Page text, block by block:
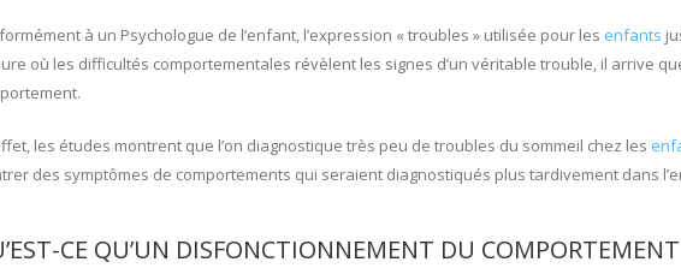
à un Psychologue de l’enfant, l’expression « troubles » utilisée pour les enfants
où les difficultés comportementales révèlent les signes d’un véritable trouble, il arrive
les études montrent que l’on diagnostique très peu de troubles du sommeil chez les
des symptômes de comportements qui seraient diagnostiqués plus tardivement dans
CE QU’UN DISFONCTIONNEMENT DU